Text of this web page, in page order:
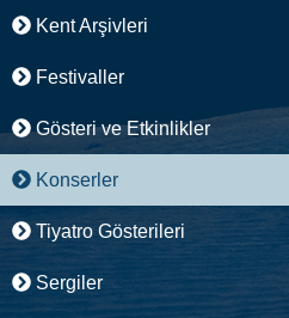
Kent Arşivleri
Festivaller
Gösteri ve Etkinlikler
Konserler
Tiyatro Gösterileri
Sergiler